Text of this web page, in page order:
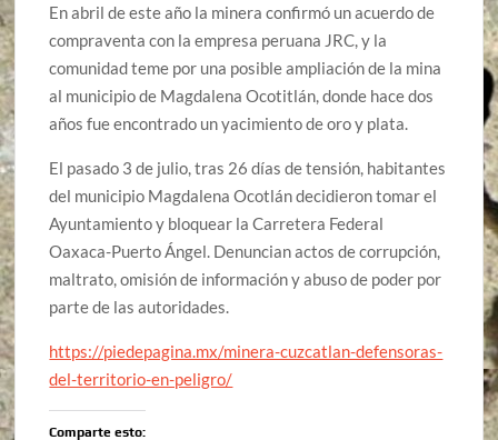
En abril de este año la minera confirmó un acuerdo de
compraventa con la empresa peruana JRC, y la
comunidad teme por una posible ampliación de la mina
al municipio de Magdalena Ocotitlán, donde hace dos
años fue encontrado un yacimiento de oro y plata.
El pasado 3 de julio, tras 26 días de tensión, habitantes
del municipio Magdalena Ocotlán decidieron tomar el
Ayuntamiento y bloquear la Carretera Federal
Oaxaca-Puerto Ángel. Denuncian actos de corrupción,
maltrato, omisión de información y abuso de poder por
parte de las autoridades.
https://piedepagina.mx/minera-cuzcatlan-defensoras-
del-territorio-en-peligro/
Comparte esto: